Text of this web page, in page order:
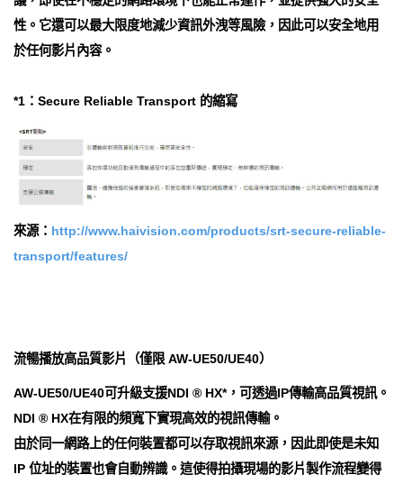
性。它還可以最大限度地減少資訊外洩等風險，因此可以安全地用
於任何影片內容。
*1：Secure Reliable Transport 的縮寫
來源： http://www.haivision.com/products/srt-secure-reliable-
transport/features/
流暢播放高品質影片（僅限 AW-UE50/UE40）
AW-UE50/UE40可升級支援NDI ® HX*，可透過IP傳輸高品質視訊。
NDI ® HX在有限的頻寬下實現高效的視訊傳輸。
由於同一網路上的任何裝置都可以存取視訊來源，因此即使是未知
IP 位址的裝置也會自動辨識。這使得拍攝現場的影片製作流程變得